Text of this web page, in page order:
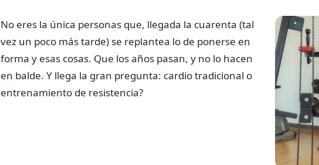
No eres la única personas que, llegada la cuarenta (tal
vez un poco más tarde) se replantea lo de ponerse en
forma y esas cosas. Que los años pasan, y no lo hacen
en balde. Y llega la gran pregunta: cardio tradicional o
entrenamiento de resistencia?